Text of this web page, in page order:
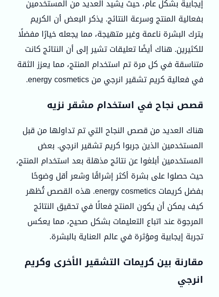
إيجابية بشكل عام، حيث يشيد العديد من المستخدمين
بفعالية المنتج وسرعة النتائج. يذكر البعض أن الكريم
يترك البشرة ناعمة وغير متهيجة، مما يجعله خيارًا مفضلًا
للكثيرين. هناك أيضًا تعليقات تشير إلى أن النتائج كانت
متناسقة في كل مرة تم استخدام المنتج، مما يعزز الثقة
في فعالية كريم تشقير انرجي من energy cosmetics.
قصص نجاح في استخدام مشقر نزيه
هناك العديد من قصص النجاح التي تم تداولها من قبل
المستخدمين الذين جربوا كريم تشقير انرجي. بعض
المستخدمين أبلغوا عن نتائج مذهلة بعد استخدام المنتج،
حيث حصلوا على بشرة أكثر إشراقًا وشعر أقل وضوحًا
بفضل كريمات energy cosmetics. هذه القصص تُظهر
كيف يمكن أن يكون المنتج فعالًا في تحقيق النتائج
المرجوة عند اتباع التعليمات بشكل صحيح، مما يعكس
تجربة إيجابية ومؤثرة في عالم العناية بالبشرة.
مقارنة بين كريمات التشقير الأخرى وكريم
انرجي